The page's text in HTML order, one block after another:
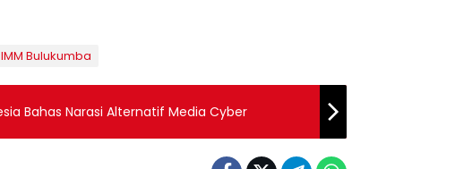
Bulukumba
Bahas Narasi Alternatif Media Cyber